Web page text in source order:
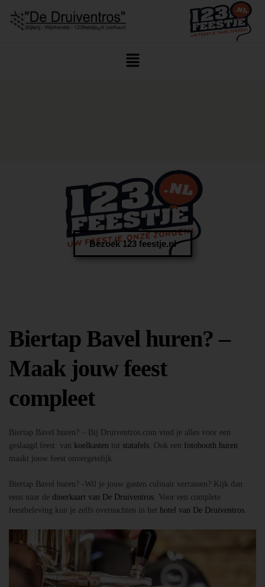
Bezoek 123 feestje.nl
Biertap Bavel huren? –
Maak jouw feest
compleet
Biertap Bavel huren? – Bij Druiventros.com vind je alles voor een
geslaagd feest: van koelkasten tot statafels. Ook een fotobooth huren
maakt jouw feest onvergetelijk.
Biertap Bavel huren? -Wil je jouw gasten culinair verrassen? Kijk dan
eens naar de dinerkaart van De Druiventros. Voor een complete
feestbeleving kun je zelfs overnachten in het hotel van De Druiventros.